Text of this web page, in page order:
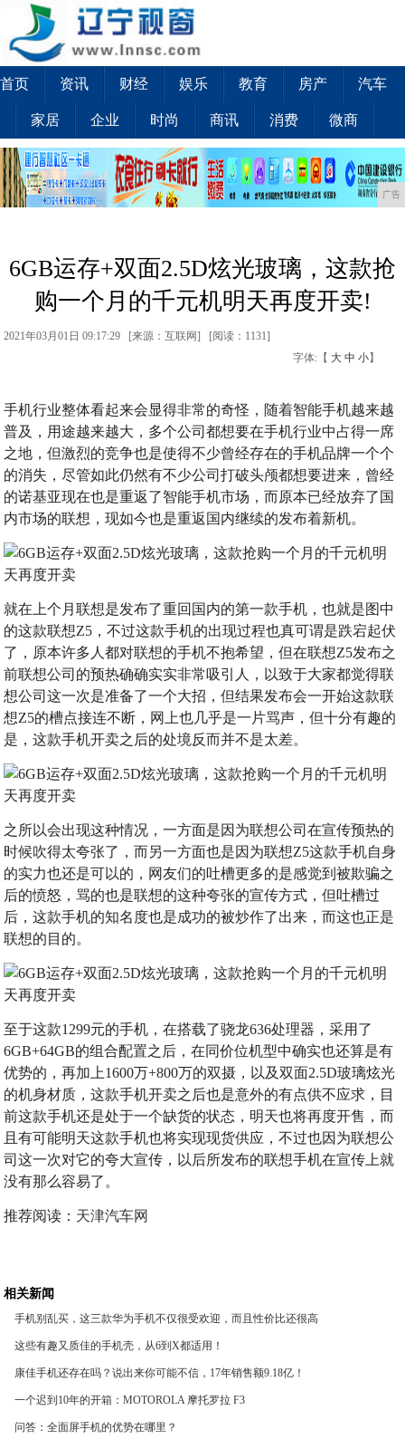
首页 资讯 财经 娱乐 教育 房产 汽车
家居 企业 时尚 商讯 消费 微商
广告
6GB运存+双面2.5D炫光玻璃，这款抢
购一个月的千元机明天再度开卖!
2021年03月01日 09:17:29 [来源：互联网] [阅读：1131]
字体:【 大 中 小】
手机行业整体看起来会显得非常的奇怪，随着智能手机越来越
普及，用途越来越大，多个公司都想要在手机行业中占得一席
之地，但激烈的竞争也是使得不少曾经存在的手机品牌一个个
的消失，尽管如此仍然有不少公司打破头颅都想要进来，曾经
的诺基亚现在也是重返了智能手机市场，而原本已经放弃了国
内市场的联想，现如今也是重返国内继续的发布着新机。
就在上个月联想是发布了重回国内的第一款手机，也就是图中
的这款联想Z5，不过这款手机的出现过程也真可谓是跌宕起伏
了，原本许多人都对联想的手机不抱希望，但在联想Z5发布之
前联想公司的预热确确实实非常吸引人，以致于大家都觉得联
想公司这一次是准备了一个大招，但结果发布会一开始这款联
想Z5的槽点接连不断，网上也几乎是一片骂声，但十分有趣的
是，这款手机开卖之后的处境反而并不是太差。
之所以会出现这种情况，一方面是因为联想公司在宣传预热的
时候吹得太夸张了，而另一方面也是因为联想Z5这款手机自身
的实力也还是可以的，网友们的吐槽更多的是感觉到被欺骗之
后的愤怒，骂的也是联想的这种夸张的宣传方式，但吐槽过
后，这款手机的知名度也是成功的被炒作了出来，而这也正是
联想的目的。
至于这款1299元的手机，在搭载了骁龙636处理器，采用了
6GB+64GB的组合配置之后，在同价位机型中确实也还算是有
优势的，再加上1600万+800万的双摄，以及双面2.5D玻璃炫光
的机身材质，这款手机开卖之后也是意外的有点供不应求，目
前这款手机还是处于一个缺货的状态，明天也将再度开售，而
且有可能明天这款手机也将实现现货供应，不过也因为联想公
司这一次对它的夸大宣传，以后所发布的联想手机在宣传上就
没有那么容易了。
推荐阅读： 天津汽车网
相关新闻
手机别乱买，这三款华为手机不仅很受欢迎，而且性价比还很高
这些有趣又质佳的手机壳，从6到X都适用！
康佳手机还存在吗？说出来你可能不信，17年销售额9.18亿！
一个迟到10年的开箱：MOTOROLA 摩托罗拉 F3
问答：全面屏手机的优势在哪里？